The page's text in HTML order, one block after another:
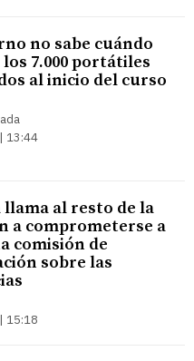
no sabe cuándo
7.000 portátiles
al inicio del curso
13:44
llama al resto de la
a comprometerse a
comisión de
sobre las
15:18